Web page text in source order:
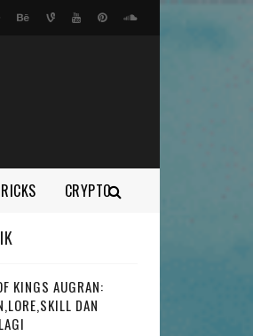
CRYPTO
KINGS AUGRAN:
DAN